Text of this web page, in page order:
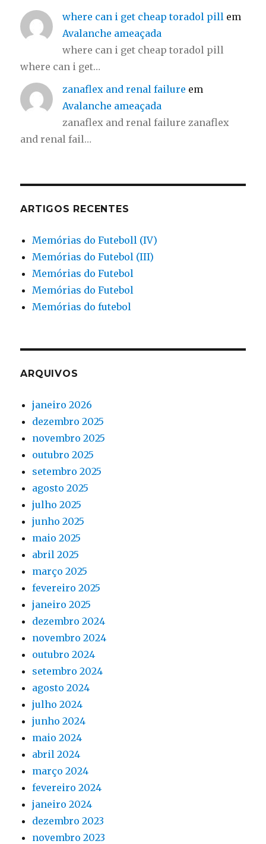
where can i get cheap toradol pill em
Avalanche ameaçada
where can i get cheap toradol pill
where can i get…
zanaflex and renal failure em
Avalanche ameaçada
zanaflex and renal failure zanaflex
and renal fail…
ARTIGOS RECENTES
Memórias do Futeboll (IV)
Memórias do Futebol (III)
Memórias do Futebol
Memórias do Futebol
Memórias do futebol
ARQUIVOS
janeiro 2026
dezembro 2025
novembro 2025
outubro 2025
setembro 2025
agosto 2025
julho 2025
junho 2025
maio 2025
abril 2025
março 2025
fevereiro 2025
janeiro 2025
dezembro 2024
novembro 2024
outubro 2024
setembro 2024
agosto 2024
julho 2024
junho 2024
maio 2024
abril 2024
março 2024
fevereiro 2024
janeiro 2024
dezembro 2023
novembro 2023